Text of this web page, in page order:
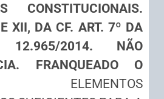
CONSTITUCIONAIS.
XII, DA CF. ART. 7º DA
2014. NÃO
FRANQUEADO O